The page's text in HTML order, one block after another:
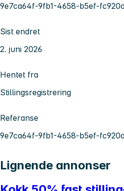
9e7ca64f-9fb1-4658-b5ef-
Sist endret
2. juni 2026
Hentet fra
Stillingsregistrering
Referanse
9e7ca64f-9fb1-4658-b5ef-
Lignende annonser